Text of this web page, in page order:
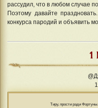
рассудил, что в любом случае
Поэтому давайте
конкурса пародий и объявить
1
Тиру, прости ради